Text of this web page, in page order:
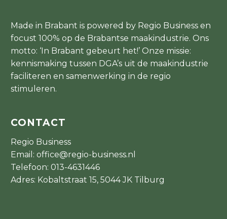
Made in Brabant is powered by Regio Business en
focust 100% op de Brabantse maakindustrie. Ons
motto: ‘In Brabant gebeurt het!’ Onze missie:
kennismaking tussen DGA’s uit de maakindustrie
faciliteren en samenwerking in de regio
stimuleren.
CONTACT
Regio Business
Email: office@regio-business.nl
Telefoon: 013-4631446
Adres: Kobaltstraat 15, 5044 JK Tilburg